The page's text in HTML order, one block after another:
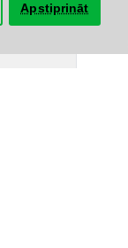
Apstiprināt